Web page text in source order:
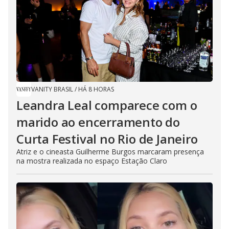
VANITY BRASIL/ HÁ 8 HORAS
Leandra Leal comparece com o
marido ao encerramento do
Curta Festival no Rio de Janeiro
Atriz e o cineasta Guilherme Burgos marcaram presença
na mostra realizada no espaço Estação Claro